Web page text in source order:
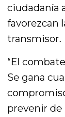
ciudadanía
favorezcan
transmisor.
“El
Se gana
prevenir de